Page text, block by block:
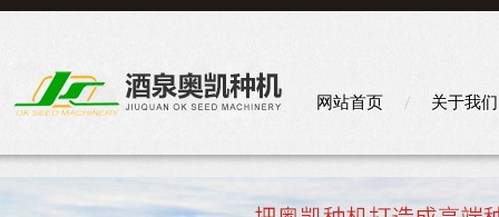
网站首页 关于我们